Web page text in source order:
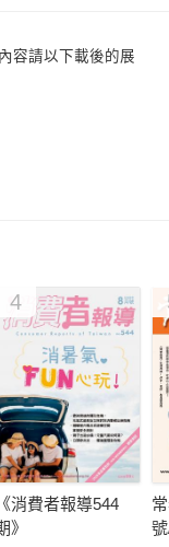
容請以下載後的展
4
《消費者報導544
》